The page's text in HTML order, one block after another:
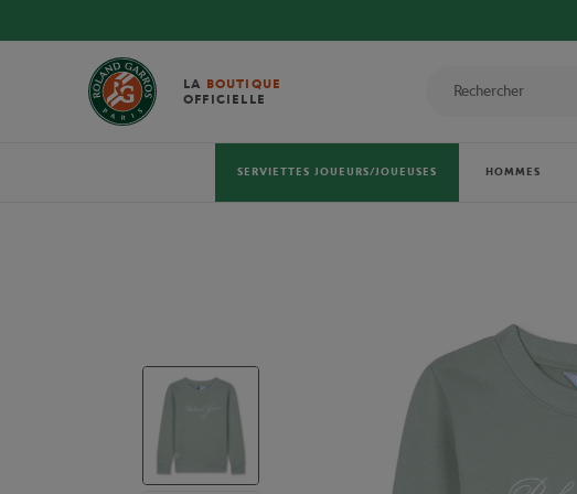
LA BOUTIQUE
OFFICIELLE
SERVIETTES JOUEURS/JOUEUSES HOMMES